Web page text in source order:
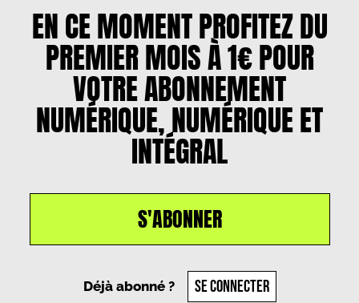
EN CE MOMENT PROFITEZ DU
PREMIER MOIS À 1€ POUR
VOTRE ABONNEMENT
NUMÉRIQUE, NUMÉRIQUE ET
INTÉGRAL
S'ABONNER
Déjà abonné ? SE CONNECTER
Jeanne Rivoire, le